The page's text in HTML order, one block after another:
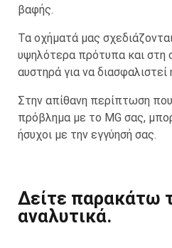
βαφής.
Τα οχήματά μας
υψηλότερα πρότυπα και στη
αυστηρά για να διασφαλιστεί
Στην απίθανη περίπτωση
πρόβλημα με το MG σας,
ήσυχοι με την εγγύησή σας.
Δείτε παρακάτω
αναλυτικά.